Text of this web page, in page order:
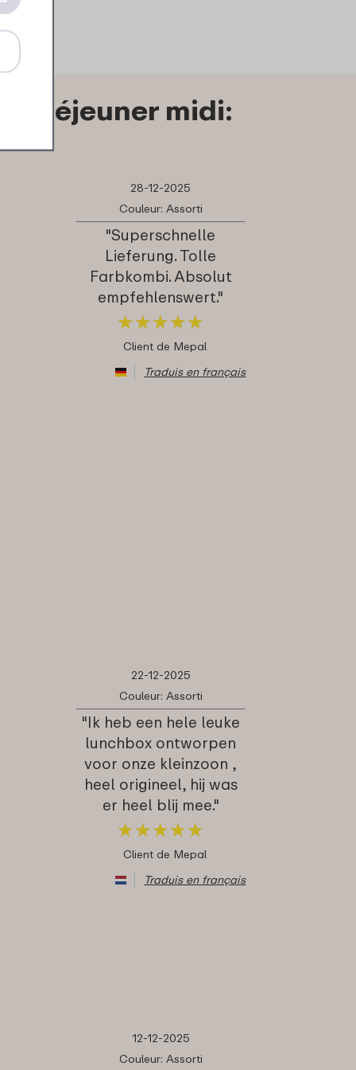
déjeuner midi:
28-12-2025
Couleur: Assorti
"Superschnelle
Lieferung. Tolle
Farbkombi. Absolut
empfehlenswert."
★★★★★
★★★★★
Client de Mepal
Traduis en français
22-12-2025
Couleur: Assorti
"Ik heb een hele leuke
lunchbox ontworpen
voor onze kleinzoon ,
heel origineel, hij was
er heel blij mee."
★★★★★
★★★★★
Client de Mepal
Traduis en français
12-12-2025
Couleur: Assorti